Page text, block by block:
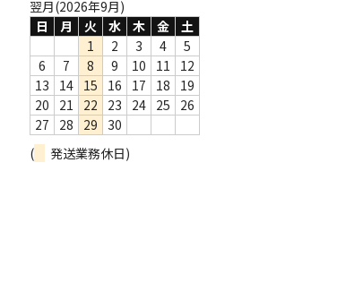
翌月(2026年9月)
日
月 火 水 木 金
土
1
2 3 4
5
6
7 8 9 10 11
12
13
14 15 16 17 18
19
20
21 22 23 24 25
26
27
28 29
30
(
発送業務休日)